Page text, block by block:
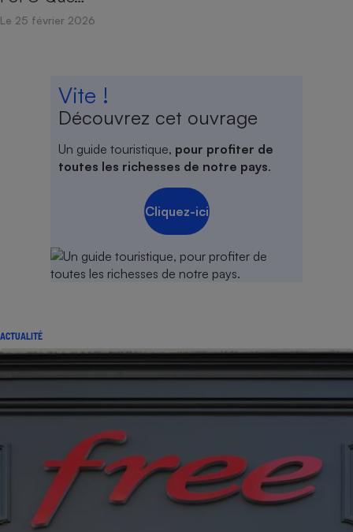
Le 25 février 2026
Vite !
Découvrez cet ouvrage
Un guide touristique, pour profiter de
toutes les richesses de notre pays.
Cliquez-ici
ACTUALITÉ